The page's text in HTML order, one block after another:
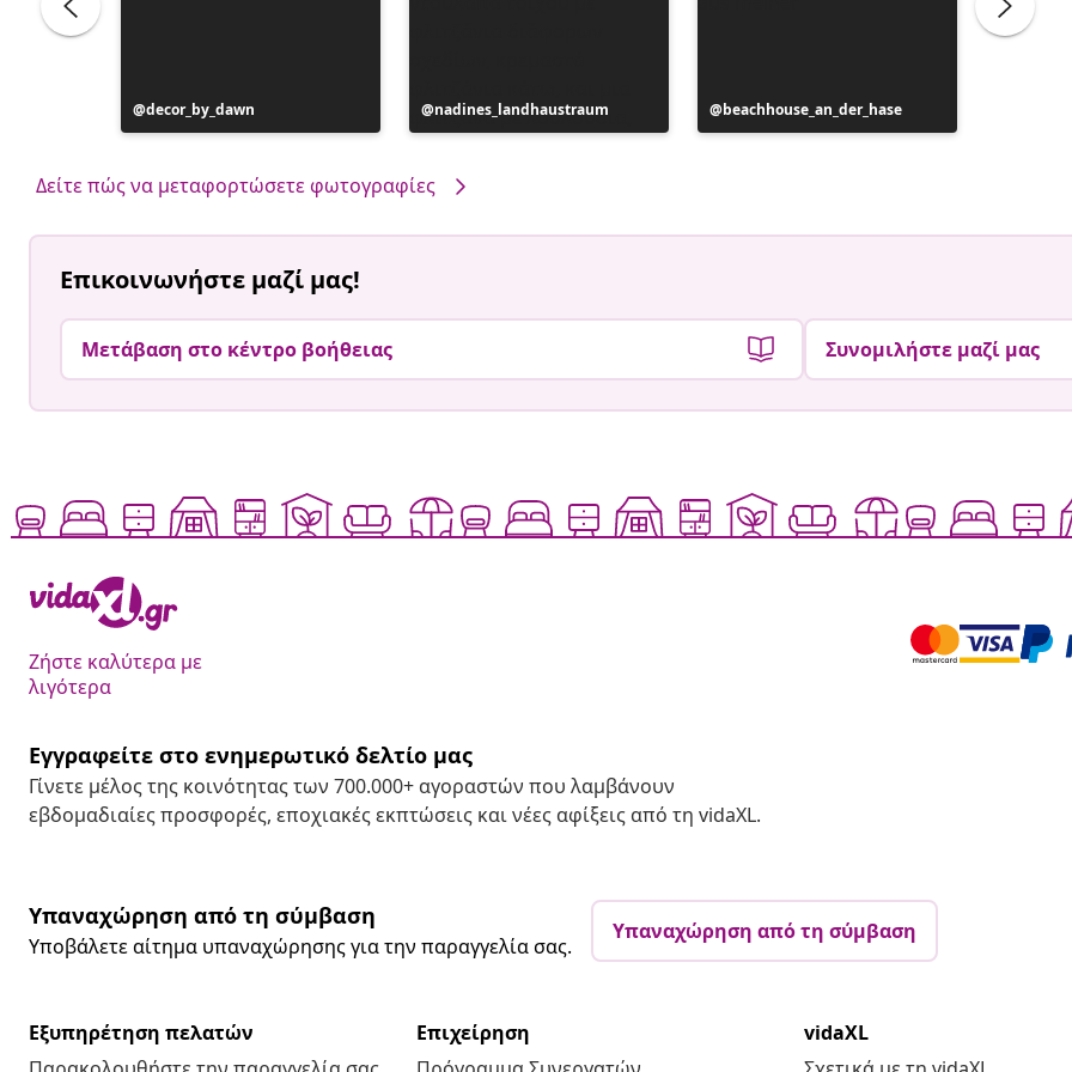
Η
ανάρτηση
decor_by_dawn
Η
ανάρτηση
από
nadines_landhaustraum
Η
ανάρτηση
beachhouse_an_der_hase
Δείτε πώς να μεταφορτώσετε φωτογραφίες
Επικοινωνήστε μαζί μας!
Μετάβαση στο κέντρο βοήθειας Συνομιλήστε μαζί μας
Ζήστε καλύτερα με
λιγότερα
Εγγραφείτε στο ενημερωτικό δελτίο μας
Γίνετε μέλος της κοινότητας των 700.000+ αγοραστών που λαμβάνουν
εβδομαδιαίες προσφορές, εποχιακές εκπτώσεις και νέες αφίξεις από τη vidaXL.
Υπαναχώρηση από τη σύμβαση
Υποβάλετε αίτημα υπαναχώρησης για την παραγγελία σας.
Υπαναχώρηση από τη σύμβαση
Εξυπηρέτηση πελατών
Επιχείρηση
vidaXL